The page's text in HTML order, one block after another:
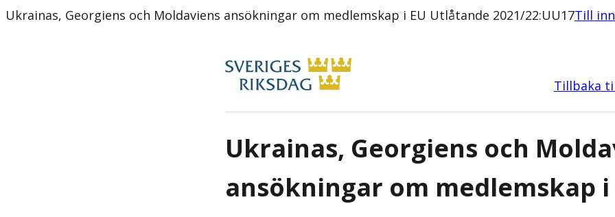
Ukrainas, Georgiens och Moldaviens ansökningar om medlemskap i EU Utlåtande 2021/22:UU17Till
Tillbaka
Ukrainas, Georgiens och
ansökningar om medlemskap i